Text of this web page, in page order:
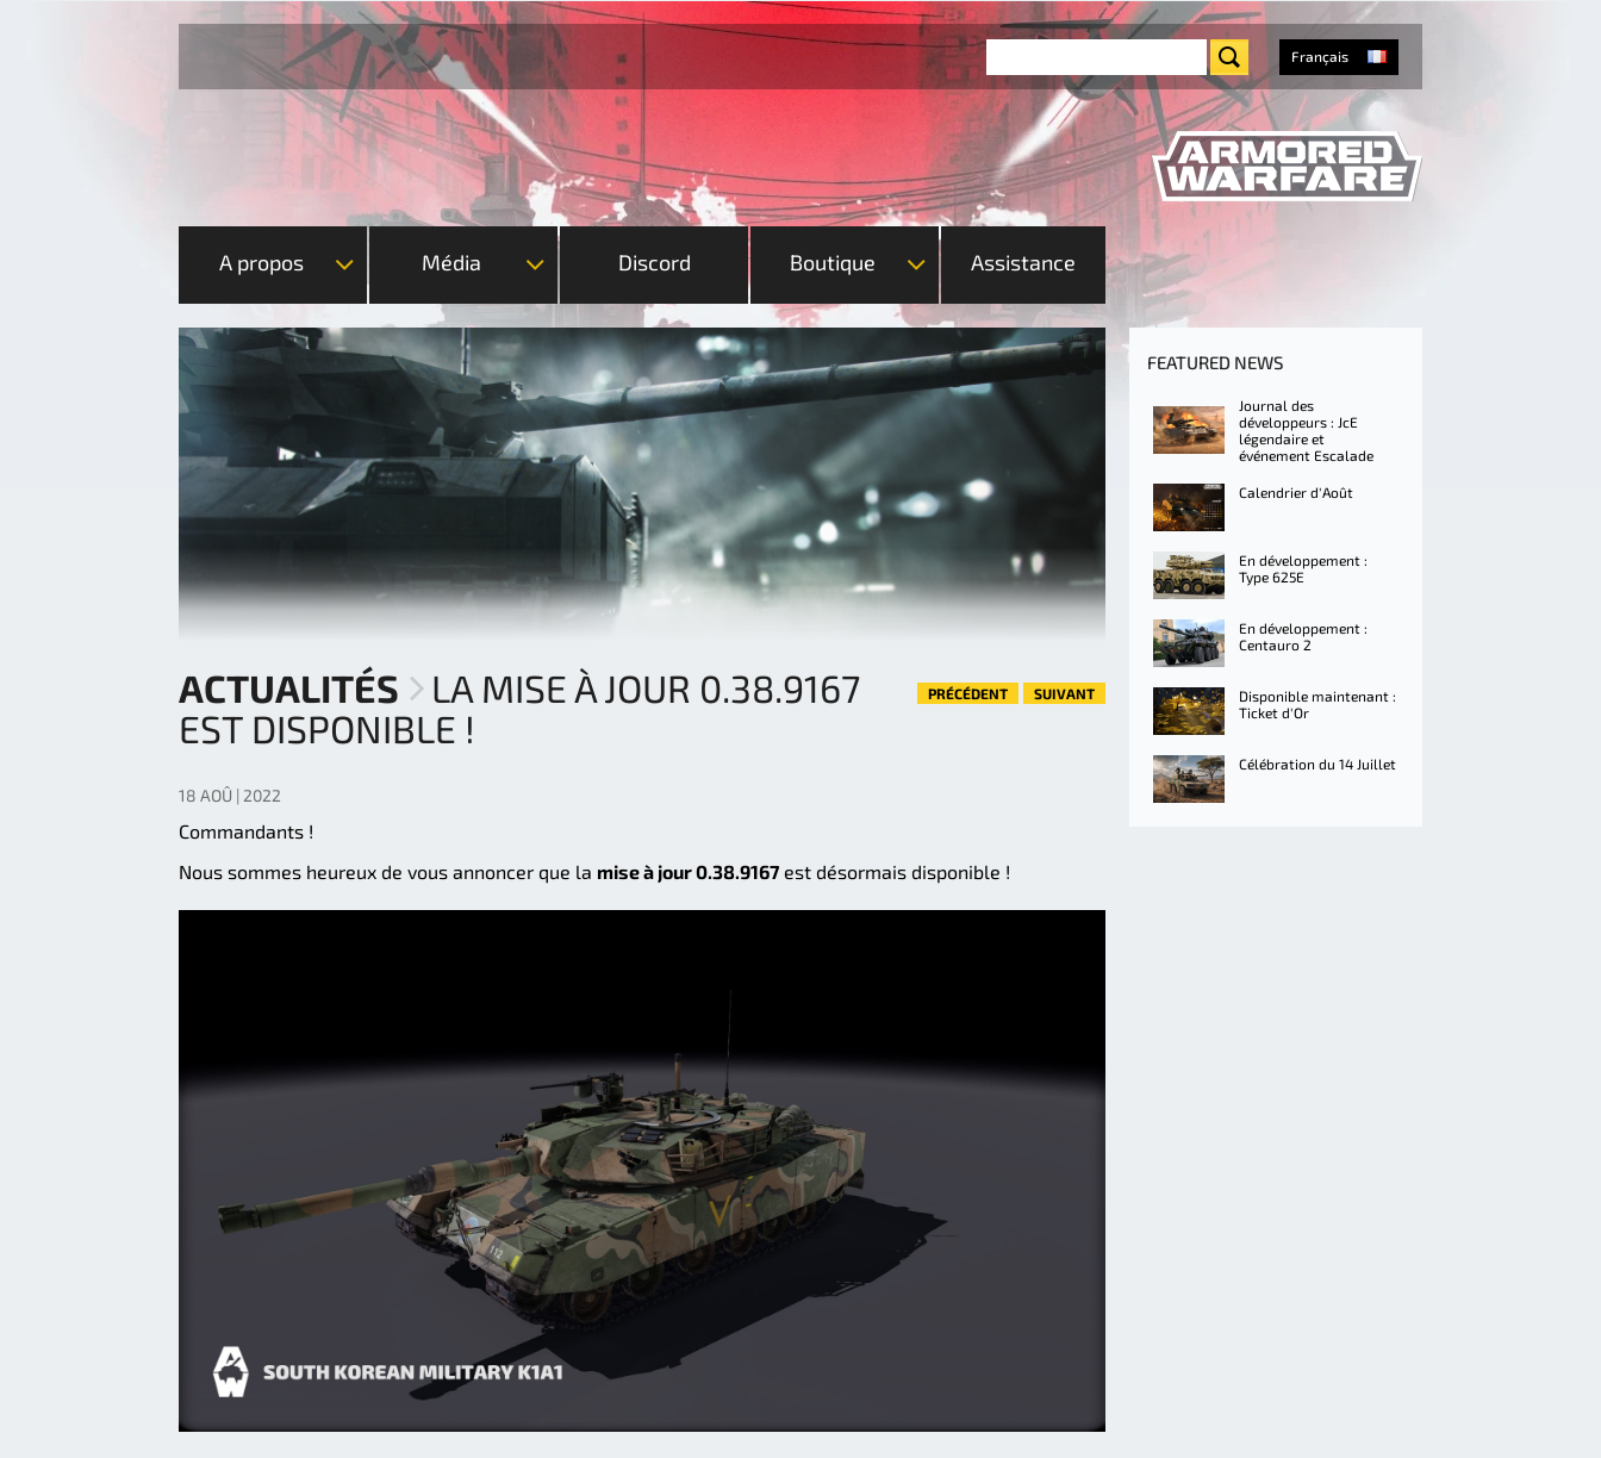
Français
A propos Média Discord Boutique Assistance
ACTUALITÉS
LA MISE À JOUR 0.38.9167
EST DISPONIBLE !
PRÉCÉDENT SUIVANT
18 AOÛ | 2022
Commandants !
Nous sommes heureux de vous annoncer que la mise à jour 0.38.9167 est désormais disponible !
FEATURED NEWS
Journal des
développeurs : JcE
légendaire et
événement Escalade
Calendrier d'Août
En développement :
Type 625E
En développement :
Centauro 2
Disponible maintenant :
Ticket d'Or
Célébration du 14 Juillet